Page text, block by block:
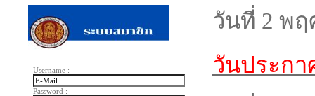
Username :
Password :
วันที่ 2 พฤ
วันประกา